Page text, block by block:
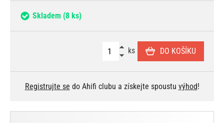
Skladem (8 ks)
ks DO KOŠÍKU
Registrujte se do Ahifi clubu a získejte spoustu výhod!